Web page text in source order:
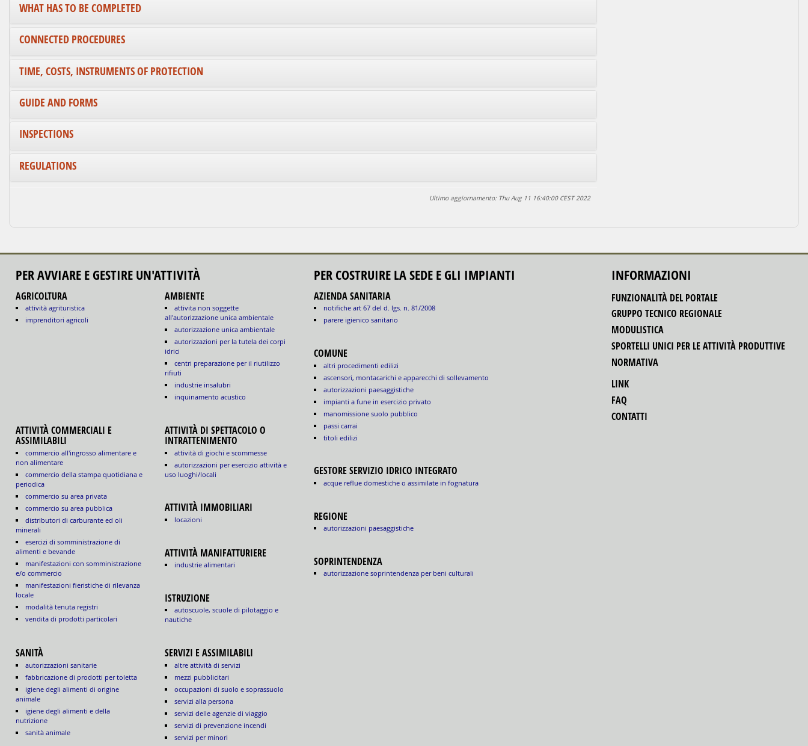
WHAT HAS TO BE COMPLETED
CONNECTED PROCEDURES
TIME, COSTS, INSTRUMENTS OF PROTECTION
GUIDE AND FORMS
INSPECTIONS
REGULATIONS
Ultimo aggiornamento: Thu Aug 11 16:40:00 CEST 2022
PER AVVIARE E GESTIRE UN'ATTIVITÀ
AGRICOLTURA
attività agrituristica
imprenditori agricoli
AMBIENTE
attivita non soggette
all'autorizzazione unica ambientale
autorizzazione unica ambientale
autorizzazioni per la tutela dei corpi
idrici
centri preparazione per il riutilizzo
rifiuti
industrie insalubri
inquinamento acustico
ATTIVITÀ COMMERCIALI E
ASSIMILABILI
commercio all'ingrosso alimentare e
non alimentare
commercio della stampa quotidiana e
periodica
commercio su area privata
commercio su area pubblica
distributori di carburante ed oli
minerali
esercizi di somministrazione di
alimenti e bevande
manifestazioni con somministrazione
e/o commercio
manifestazioni fieristiche di rilevanza
locale
modalità tenuta registri
vendita di prodotti particolari
ATTIVITÀ DI SPETTACOLO O
INTRATTENIMENTO
attività di giochi e scommesse
autorizzazioni per esercizio attività e
uso luoghi/locali
ATTIVITÀ IMMOBILIARI
locazioni
ATTIVITÀ MANIFATTURIERE
industrie alimentari
ISTRUZIONE
autoscuole, scuole di pilotaggio e
nautiche
SANITÀ
autorizzazioni sanitarie
fabbricazione di prodotti per toletta
igiene degli alimenti di origine
animale
igiene degli alimenti e della
nutrizione
sanità animale
SERVIZI E ASSIMILABILI
altre attività di servizi
mezzi pubblicitari
occupazioni di suolo e soprassuolo
servizi alla persona
servizi delle agenzie di viaggio
servizi di prevenzione incendi
servizi per minori
PER COSTRUIRE LA SEDE E GLI IMPIANTI
AZIENDA SANITARIA
notifiche art 67 del d. lgs. n. 81/2008
parere igienico sanitario
COMUNE
altri procedimenti edilizi
ascensori, montacarichi e apparecchi di sollevamento
autorizzazioni paesaggistiche
impianti a fune in esercizio privato
manomissione suolo pubblico
passi carrai
titoli edilizi
GESTORE SERVIZIO IDRICO INTEGRATO
acque reflue domestiche o assimilate in fognatura
REGIONE
autorizzazioni paesaggistiche
SOPRINTENDENZA
autorizzazione soprintendenza per beni culturali
INFORMAZIONI
FUNZIONALITÀ DEL PORTALE
GRUPPO TECNICO REGIONALE
MODULISTICA
SPORTELLI UNICI PER LE ATTIVITÀ PRODUTTIVE
NORMATIVA
LINK
FAQ
CONTATTI